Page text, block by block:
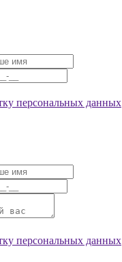
персональных данных
персональных данных